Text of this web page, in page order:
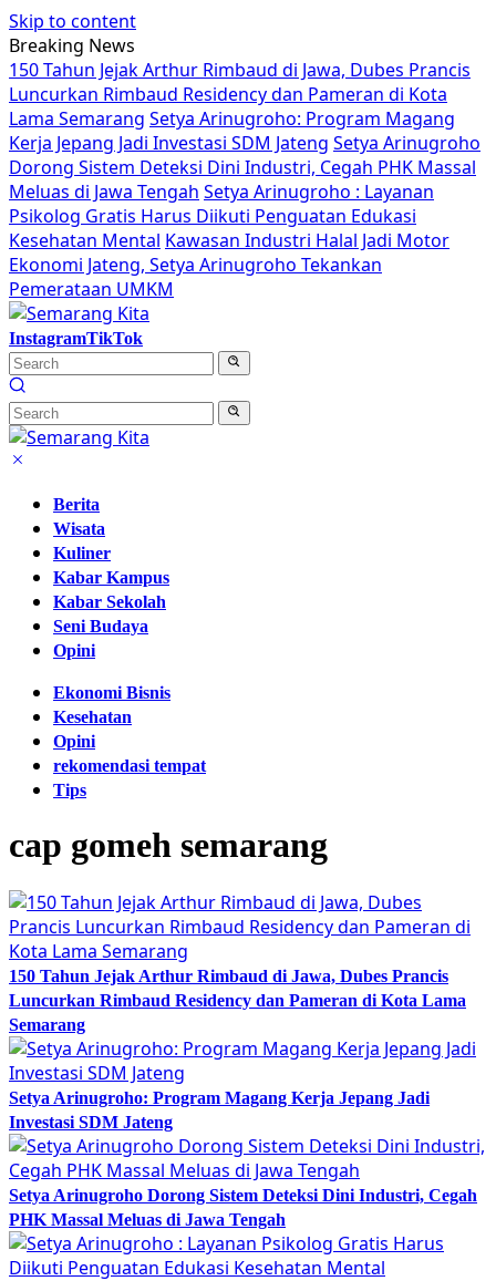
Skip to content
Breaking News
150 Tahun Jejak Arthur Rimbaud di Jawa, Dubes Prancis
Luncurkan Rimbaud Residency dan Pameran di Kota
Lama Semarang Setya Arinugroho: Program Magang
Kerja Jepang Jadi Investasi SDM Jateng Setya Arinugroho
Dorong Sistem Deteksi Dini Industri, Cegah PHK Massal
Meluas di Jawa Tengah Setya Arinugroho : Layanan
Psikolog Gratis Harus Diikuti Penguatan Edukasi
Kesehatan Mental Kawasan Industri Halal Jadi Motor
Ekonomi Jateng, Setya Arinugroho Tekankan
Pemerataan UMKM
InstagramTikTok
Berita
Wisata
Kuliner
Kabar Kampus
Kabar Sekolah
Seni Budaya
Opini
Ekonomi Bisnis
Kesehatan
Opini
rekomendasi tempat
Tips
cap gomeh semarang
150 Tahun Jejak Arthur Rimbaud di Jawa, Dubes Prancis
Luncurkan Rimbaud Residency dan Pameran di Kota Lama
Semarang
Setya Arinugroho: Program Magang Kerja Jepang Jadi
Investasi SDM Jateng
Setya Arinugroho Dorong Sistem Deteksi Dini Industri, Cegah
PHK Massal Meluas di Jawa Tengah